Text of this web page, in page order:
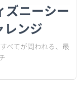
ズニーシー
レンジ
べてが問われる、最